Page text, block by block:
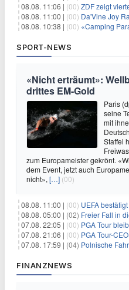
08.08. 11:06 | (00) ZDF zeigt
08.08. 11:00 | (00) Da'Vine Joy Randolph
08.08. 10:38 | (00) «Camping
SPORT-NEWS
«Nicht erträumt»:
drittes EM-Gold
Paris
seine
mit
Staffel
zum Europameister gekrönt.
dem Event, jetzt auch
nicht», […] (00)
08.08. 11:00 | (00) UEFA bestätigt
08.08. 05:00 | (02) Freier Fall in die
07.08. 22:05 | (00) PGA Tour bleibt
07.08. 21:06 | (00) PGA Tour-CEO weist
07.08. 17:59 | (04) Polnische
FINANZNEWS